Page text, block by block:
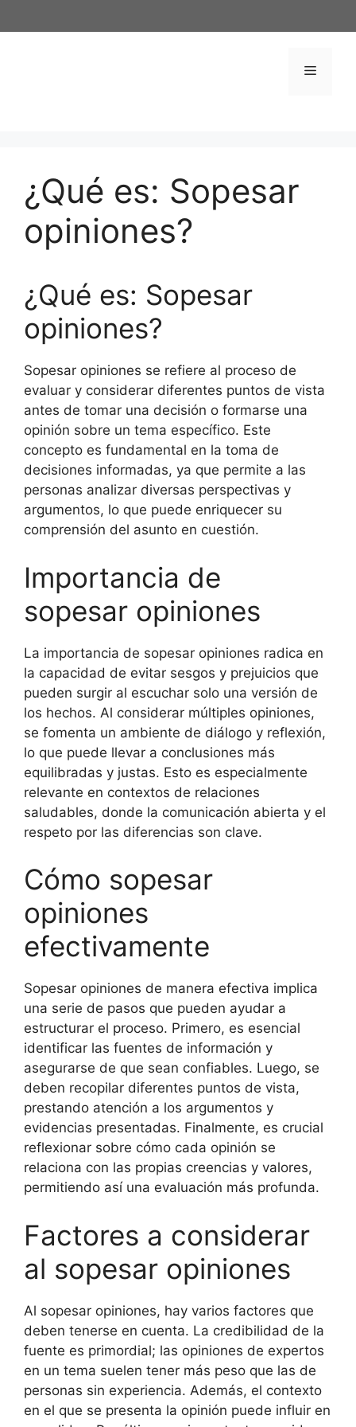
al
Menú
¿Qué es: Sopesar
opiniones?
¿Qué es: Sopesar
opiniones?
Sopesar opiniones se refiere al proceso de
evaluar y considerar diferentes puntos de vista
antes de tomar una decisión o formarse una
opinión sobre un tema específico. Este
concepto es fundamental en la toma de
decisiones informadas, ya que permite a las
personas analizar diversas perspectivas y
argumentos, lo que puede enriquecer su
comprensión del asunto en cuestión.
Importancia de
sopesar opiniones
La importancia de sopesar opiniones radica en
la capacidad de evitar sesgos y prejuicios que
pueden surgir al escuchar solo una versión de
los hechos. Al considerar múltiples opiniones,
se fomenta un ambiente de diálogo y reflexión,
lo que puede llevar a conclusiones más
equilibradas y justas. Esto es especialmente
relevante en contextos de relaciones
saludables, donde la comunicación abierta y el
respeto por las diferencias son clave.
Cómo sopesar
opiniones
efectivamente
Sopesar opiniones de manera efectiva implica
una serie de pasos que pueden ayudar a
estructurar el proceso. Primero, es esencial
identificar las fuentes de información y
asegurarse de que sean confiables. Luego, se
deben recopilar diferentes puntos de vista,
prestando atención a los argumentos y
evidencias presentadas. Finalmente, es crucial
reflexionar sobre cómo cada opinión se
relaciona con las propias creencias y valores,
permitiendo así una evaluación más profunda.
Factores a considerar
al sopesar opiniones
Al sopesar opiniones, hay varios factores que
deben tenerse en cuenta. La credibilidad de la
fuente es primordial; las opiniones de expertos
en un tema suelen tener más peso que las de
personas sin experiencia. Además, el contexto
en el que se presenta la opinión puede influir en